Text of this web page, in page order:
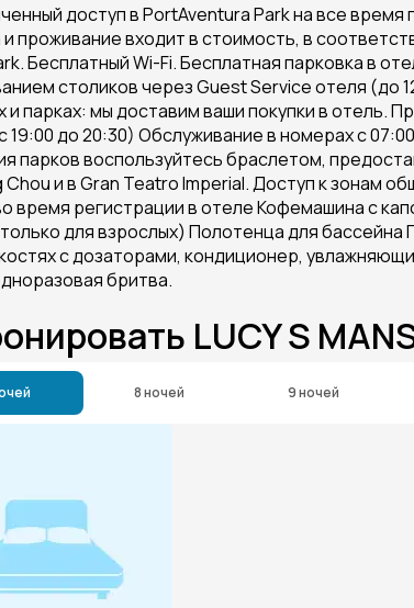
доступ в PortAventura Park на все
проживание входит в стоимость, в
Бесплатный Wi-Fi. Бесплатная парковка в
столиков через Guest Service отеля (до
и парках: мы доставим ваши покупки в
19:00 до 20:30) Обслуживание в номерах с
парков воспользуйтесь браслетом,
Chou и в Gran Teatro Imperial. Доступ к зонам
время регистрации в отеле Кофемашина с
для взрослых) Полотенца для
с дозаторами, кондиционер,
бритва.
LUCY S
8 ночей 9 ночей